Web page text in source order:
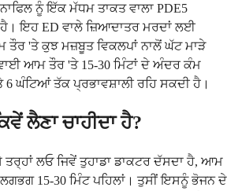
ਨੂੰ ਇੱਕ ਮੱਧਮ ਤਾਕਤ ਵਾਲਾ PDE5
ਇਹ ED ਵਾਲੇ ਜ਼ਿਆਦਾਤਰ ਮਰਦਾਂ ਲਈ
ਤੌਰ 'ਤੇ ਕੁਝ ਮਜ਼ਬੂਤ ਵਿਕਲਪਾਂ ਨਾਲੋਂ ਘੱਟ ਮਾੜੇ
ਆਮ ਤੌਰ 'ਤੇ 15-30 ਮਿੰਟਾਂ ਦੇ ਅੰਦਰ ਕੰਮ
ਘੰਟਿਆਂ ਤੱਕ ਪ੍ਰਭਾਵਸ਼ਾਲੀ ਰਹਿ ਸਕਦੀ ਹੈ।
ਲੈਣਾ ਚਾਹੀਦਾ ਹੈ?
ਲਓ ਜਿਵੇਂ ਤੁਹਾਡਾ ਡਾਕਟਰ ਦੱਸਦਾ ਹੈ, ਆਮ
ਲਗਭਗ 15-30 ਮਿੰਟ ਪਹਿਲਾਂ। ਤੁਸੀਂ ਇਸਨੂੰ ਭੋਜਨ ਦੇ